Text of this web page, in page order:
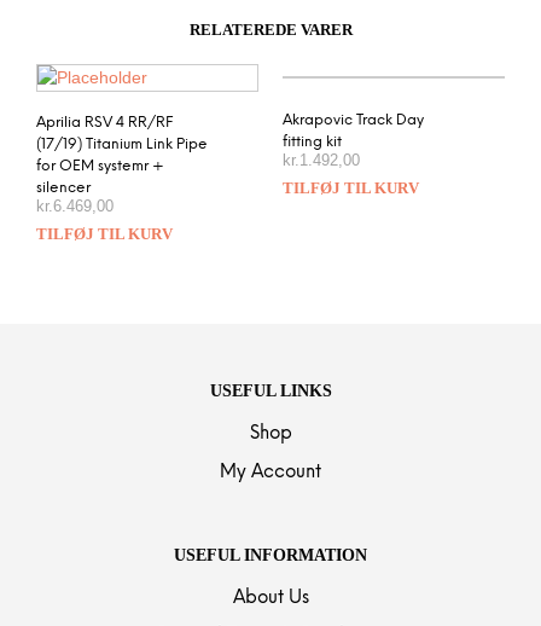
RELATEREDE VARER
Aprilia RSV 4 RR/RF
(17/19) Titanium Link Pipe
for OEM systemr +
silencer
kr.6.469,00
TILFØJ TIL KURV
Akrapovic Track Day
fitting kit
kr.1.492,00
TILFØJ TIL KURV
USEFUL LINKS
Shop
My Account
USEFUL INFORMATION
About Us